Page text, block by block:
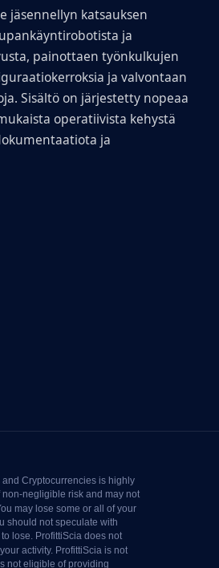
jäsennellyn katsauksen
ja
painottaen työnkulkujen
ja valvontaan
Sisältö on järjestetty nopeaa
operatiivista kehystä
ja